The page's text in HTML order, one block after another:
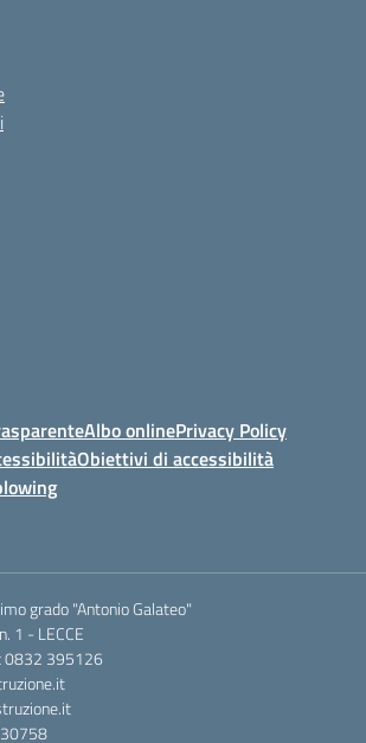
Albo onlinePrivacy Policy
Obiettivi di accessibilità
grado "Antonio Galateo"
1 - LECCE
395126